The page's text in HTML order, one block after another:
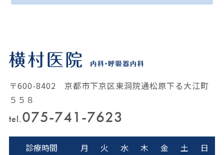
〒600-8402 京都市下京区東洞院通松原下る大江町
５５８
tel.075-741-7623
診療時間 月 火 水 木 金 土
日